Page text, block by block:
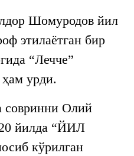
Шомуродов йил
этилаётган бир
“Лечче”
урди.
совринни Олий
йилда “ЙИЛ
кўрилган